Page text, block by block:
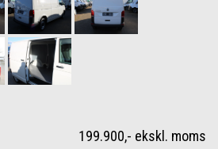
199.900,- ekskl. moms